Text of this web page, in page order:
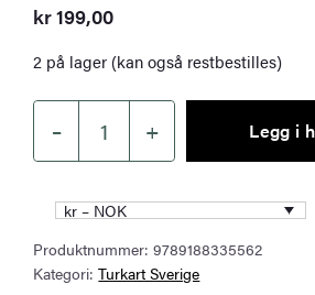
kr199,00
2 på lager (kan også restbestilles)
–
Abisko,
Björkliden
Riksgränsen
høyfjellskart
1:25
000
+ Legg i
kr – NOK
Produktnummer:9789188335562
Kategori:Turkart Sverige